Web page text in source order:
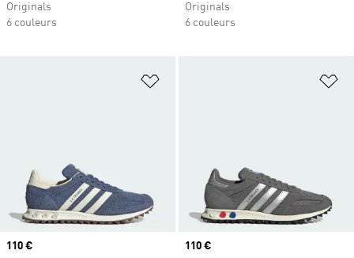
Originals
6 couleurs
Originals
6 couleurs
Ajouter à la Liste de produits
Prix
110 €
Prix
110 €